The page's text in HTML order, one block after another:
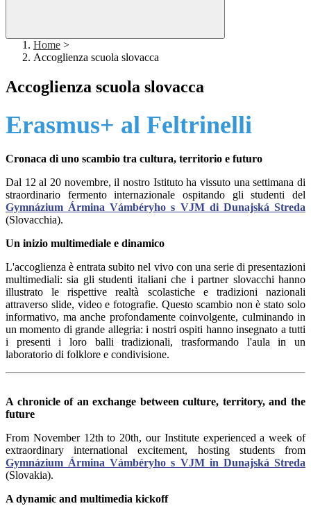
Home >
Accoglienza scuola slovacca
Accoglienza scuola slovacca
Erasmus+ al Feltrinelli
Cronaca di uno scambio tra cultura, territorio e futuro
Dal 12 al 20 novembre, il nostro Istituto ha vissuto una settimana di
straordinario fermento internazionale ospitando gli studenti del
Gymnázium Ármina Vámbéryho s VJM di Dunajská Streda
(Slovacchia).
Un inizio multimediale e dinamico
L'accoglienza è entrata subito nel vivo con una serie di presentazioni
multimediali: sia gli studenti italiani che i partner slovacchi hanno
illustrato le rispettive realtà scolastiche e tradizioni nazionali
attraverso slide, video e fotografie. Questo scambio non è stato solo
informativo, ma anche profondamente coinvolgente, culminando in
un momento di grande allegria: i nostri ospiti hanno insegnato a tutti
i presenti i loro balli tradizionali, trasformando l'aula in un
laboratorio di folklore e condivisione.
A chronicle of an exchange between culture, territory, and the
future
From November 12th to 20th, our Institute experienced a week of
extraordinary international excitement, hosting students from
Gymnázium Ármina Vámbéryho s VJM in Dunajská Streda
(Slovakia).
A dynamic and multimedia kickoff